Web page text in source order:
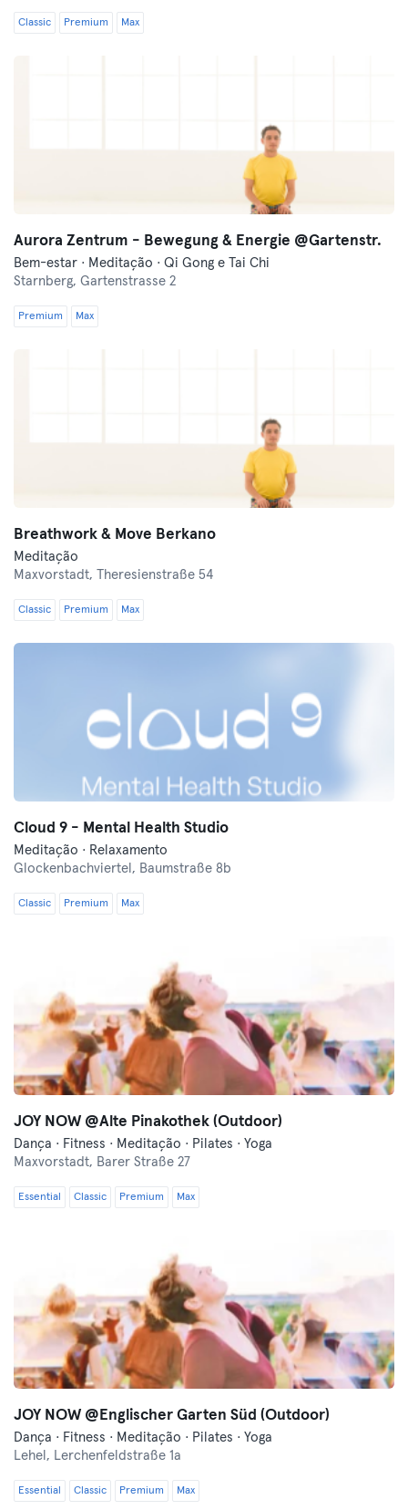
Classic Premium Max
Aurora Zentrum - Bewegung & Energie @Gartenstr.
Bem-estar · Meditação · Qi Gong e Tai Chi
Starnberg, Gartenstrasse 2
Premium Max
Breathwork & Move Berkano
Meditação
Maxvorstadt,
Theresienstraße 54
Classic Premium Max
Cloud 9 - Mental Health Studio
Meditação · Relaxamento
Glockenbachviertel, Baumstraße 8b
Classic Premium Max
JOY NOW @Alte Pinakothek (Outdoor)
Dança · Fitness · Meditação · Pilates · Yoga
Maxvorstadt, Barer Straße 27
Essential Classic Premium Max
JOY NOW @Englischer Garten Süd (Outdoor)
Dança · Fitness · Meditação · Pilates · Yoga
Lehel, Lerchenfeldstraße 1a
Essential Classic Premium Max